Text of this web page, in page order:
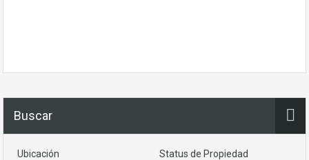
Buscar
Ubicación Status de Propiedad